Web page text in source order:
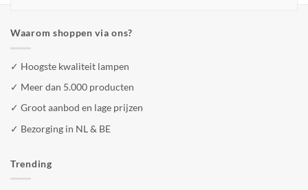
Waarom shoppen via ons?
✓ Hoogste kwaliteit lampen
✓ Meer dan 5.000 producten
✓ Groot aanbod en lage prijzen
✓ Bezorging in NL & BE
Trending